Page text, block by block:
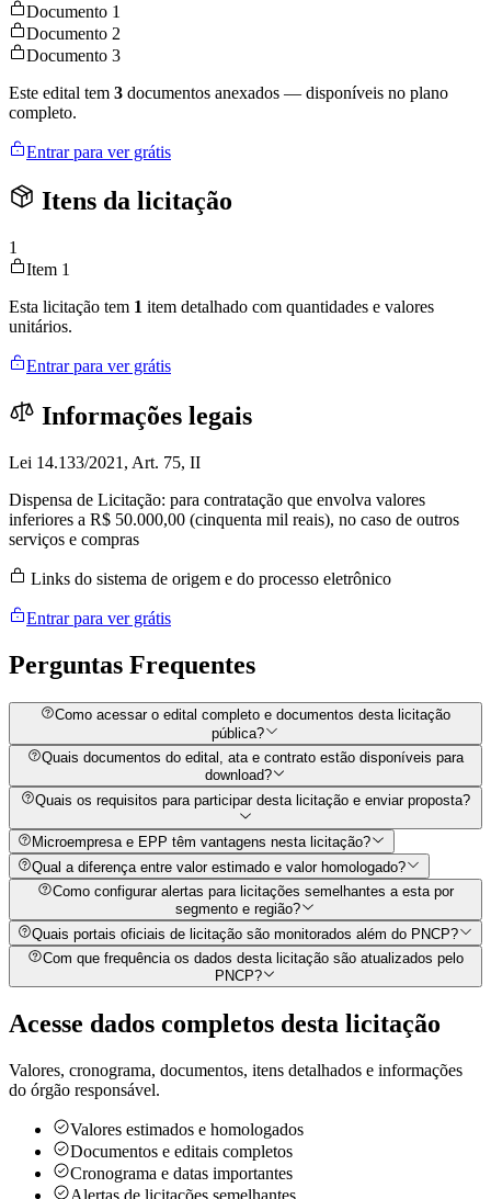
Documento 1
Documento 2
Documento 3
Este edital tem 3 documentos anexados — disponíveis no plano
completo.
Entrar para ver grátis
Itens da licitação
1
Item 1
Esta licitação tem 1 item detalhado com quantidades e valores
unitários.
Entrar para ver grátis
Informações legais
Lei 14.133/2021, Art. 75, II
Dispensa de Licitação: para contratação que envolva valores
inferiores a R$ 50.000,00 (cinquenta mil reais), no caso de outros
serviços e compras
Links do sistema de origem e do processo eletrônico
Entrar para ver grátis
Perguntas Frequentes
Como acessar o edital completo e documentos desta licitação
pública?
Quais documentos do edital, ata e contrato estão disponíveis para
download?
Quais os requisitos para participar desta licitação e enviar proposta?
Microempresa e EPP têm vantagens nesta licitação?
Qual a diferença entre valor estimado e valor homologado?
Como configurar alertas para licitações semelhantes a esta por
segmento e região?
Quais portais oficiais de licitação são monitorados além do PNCP?
Com que frequência os dados desta licitação são atualizados pelo
PNCP?
Acesse dados completos desta licitação
Valores, cronograma, documentos, itens detalhados e informações
do órgão responsável.
Valores estimados e homologados
Documentos e editais completos
Cronograma e datas importantes
Alertas de licitações semelhantes